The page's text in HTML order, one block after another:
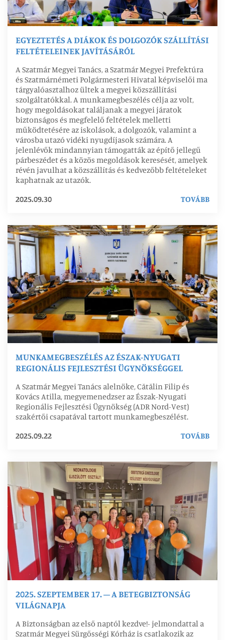
EGYEZTETÉS A DIÁKOK ÉS DOLGOZÓK SZÁLLÍTÁSI
FELTÉTELEINEK JAVÍTÁSÁRÓL
A Szatmár Megyei Tanács, a Szatmár Megyei Prefektúra
és Szatmárnémeti Polgármesteri Hivatal képviselői ma
tárgyalóasztalhoz ültek a megyei közszállítási
szolgáltatókkal. A munkamegbeszélés célja az volt,
hogy megoldásokat találjanak a megyei járatok
biztonságos és megfelelő feltételek melletti
működtetésére az iskolások, a dolgozók, valamint a
városba utazó vidéki nyugdíjasok számára. A
jelenlévők mindannyian támogatták az építő jellegű
párbeszédet és a közös megoldások keresését, amelyek
révén javulhat a közszállítás és kedvezőbb feltételeket
kaphatnak az utazók.
2025.09.30
TOVÁBB
MUNKAMEGBESZÉLÉS AZ ÉSZAK-NYUGATI
REGIONÁLIS FEJLESZTÉSI ÜGYNÖKSÉGGEL
A Szatmár Megyei Tanács alelnöke, Cătălin Filip és
Kovács Atilla, megyemenedzser az Észak-Nyugati
Regionális Fejlesztési Ügynökség (ADR Nord-Vest)
szakértői csapatával tartott munkamegbeszélést.
2025.09.22
TOVÁBB
2025. SZEPTEMBER 17. – A BETEGBIZTONSÁG
VILÁGNAPJA
A Biztonságban az első naptól kezdve!- jelmondattal a
Szatmár Megyei Sürgősségi Kórház is csatlakozik az